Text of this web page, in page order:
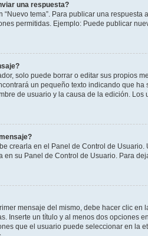
una respuesta?
tema”. Para publicar una
permitidas. Ejemplo: Puede publicar
solo puede borrar o editar sus propios
un pequeño texto indicando que
de usuario y la causa de la edición.
crearla en el Panel de Control de
en su Panel de Control de Usuario. Para
mensaje del mismo, debe hacer clic
Inserte un título y al menos dos
que el usuario puede seleccionar en la